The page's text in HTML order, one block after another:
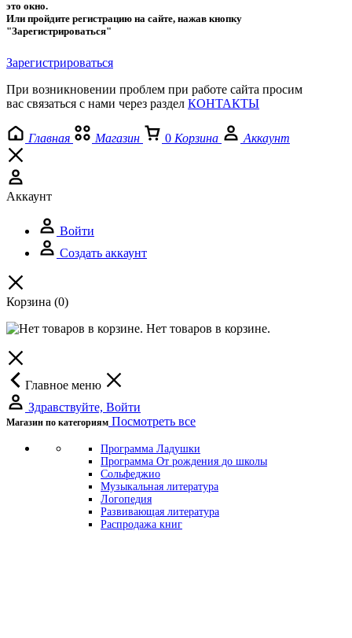
это окно.
Или пройдите регистрацию на сайте, нажав кнопку
"Зарегистрироваться"
Зарегистрироваться
При возникновении проблем при работе сайта просим
вас связаться с нами через раздел КОНТАКТЫ
Главная Магазин 0 Корзина Аккаунт
Аккаунт
Войти
Создать аккаунт
Корзина (0)
Нет товаров в корзине.
Главное меню
Здравствуйте, Войти
Магазин по категориям Посмотреть все
Программа Ладушки
Программа От рождения до школы
Сольфеджио
Музыкальная литература
Логопедия
Развивающая литература
Распродажа книг